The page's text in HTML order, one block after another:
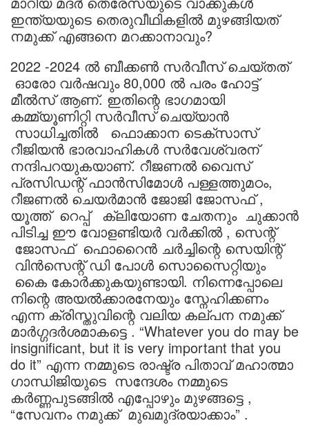
ഇന്ത്യയുടെ തെരുവീഥികളിൽ മുഴങ്ങിയത്
നമുക്ക് എങ്ങനെ മറക്കാനാവും?
2022 -2024 ൽ ബീക്കൺ സർവീസ് ചെയ്തത്
ഓരോ വർഷവും 80,000 ൽ പരം ഹോട്ട്
മീൽസ് ആണ്. ഇതിന്റെ ഭാഗമായി
കമ്മ്യൂണിറ്റി സർവീസ് ചെയ്യാൻ
സാധിച്ചതിൽ ഫൊക്കാന ടെക്സാസ്
റീജിയൻ ഭാരവാഹികൾ സർവേശ്വരന്
നന്ദിപറയുകയാണ്. റീജണൽ വൈസ്
പ്രസിഡന്റ് ഫാൻസിമോൾ പള്ളത്തുമഠം,
റീജണൽ ചെയർമാൻ ജോജി ജോസഫ് ,
യൂത്ത് റെപ്പ് ക്ലിയോണ ചേതനും ചുക്കാൻ
പിടിച്ച ഈ വോളണ്ടിയർ വർക്കിൽ , സെന്റ്
ജോസഫ് ഫൊറൈൻ ചർച്ചിന്റെ സെയിന്റ്
വിൻസെന്റ് ഡി പോൾ സൊസൈറ്റിയും
കൈ കോർക്കുകയുണ്ടായി. നിന്നെപ്പോലെ
നിന്റെ അയൽക്കാരനേയും സ്നേഹിക്കണം
എന്ന ക്രിസ്തുവിന്റെ വലിയ കല്പന നമുക്ക്
മാർഗ്ഗദർശമാകട്ടെ . “Whatever you do may be
insignificant, but it is very important that you
do it” എന്ന നമ്മുടെ രാഷ്ട്ര പിതാവ് മഹാത്മാ
ഗാന്ധിജിയുടെ സന്ദേശം നമ്മുടെ
കർണ്ണപുടങ്ങിൽ എപ്പോഴും മുഴങ്ങട്ടെ ,
“സേവനം നമുക്ക് മുഖമുദ്രയാക്കാം” .